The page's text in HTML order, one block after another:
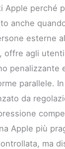
Apple perché
anche
esterne
offre agli
penalizzante
parallele.
da
Apple più
ma